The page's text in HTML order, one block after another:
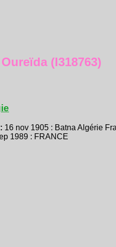
(I318763)
16 nov 1905 : Batna Algérie
1989 : FRANCE